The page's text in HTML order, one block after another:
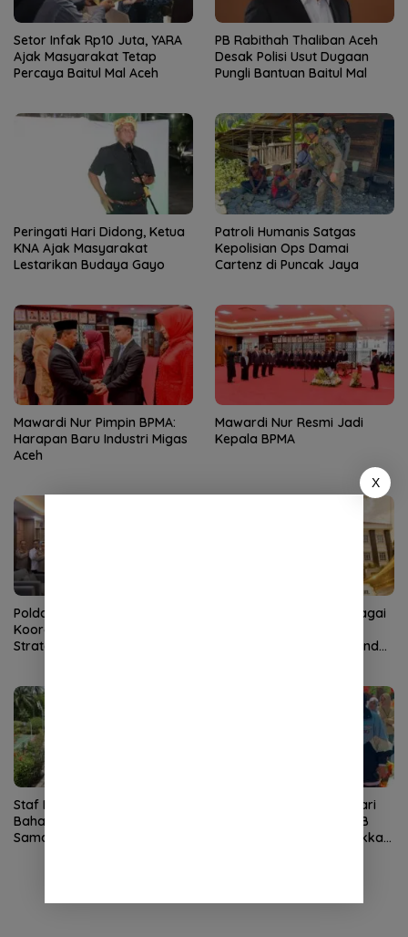
Setor Infak Rp10 Juta, YARA
Ajak Masyarakat Tetap
Percaya Baitul Mal Aceh
PB Rabithah Thaliban Aceh
Desak Polisi Usut Dugaan
Pungli Bantuan Baitul Mal
Peringati Hari Didong, Ketua
KNA Ajak Masyarakat
Lestarikan Budaya Gayo
Patroli Humanis Satgas
Kepolisian Ops Damai
Cartenz di Puncak Jaya
Mawardi Nur Pimpin BPMA:
Harapan Baru Industri Migas
Aceh
Mawardi Nur Resmi Jadi
Kepala BPMA
Polda Aceh–PLN Tingkatkan
Koordinasi Amankan Proyek
Strategis
KMA Lantik Dr Sutio sebagai
Banda Aceh, Nursyam Pindah
Staf Khusus Wali Nanggroe
Bahas Penguatan Kerja
Sama Aceh–India dengan
Tampil Percaya Diri di Hari
Anak Nasional, Siswa SLB
TNCC Banda Aceh Tunjukkan
X